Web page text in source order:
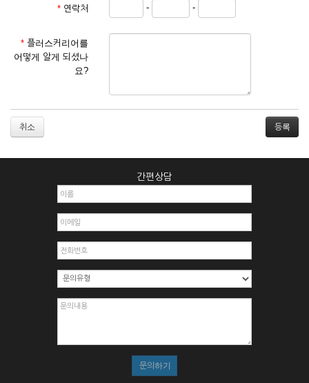
① 서비스 이용계약은 서비스 이용 희망자가 본 약관에 동의한
를 심사, 승낙함으로써 성립하며, 회사는 신청자의 실명 확인 절
차를 밟을 수 있습니다.
② 회원가입시 입력한 ID는 변경할 수 없으며, 회원 1인당 한 개
의 ID가 발급됩니다. 부득이한 경우로 인해 변경하고자 하는 경
거절하거나 취소할 수 있으며, 실명으로 등록하지 않은 자의 일
2. 개인정보를 허위로 기재하여 신청할 경우
3. 경쟁 관게에 있는 이용자가 신청할 경우
4. 타인의 서비스 이용을 방해하거나, 정보를 도용한 경우
6. 이용자가 영업활동 또는 부정한 용도로 본 서비스를 이용할
7. 회사의 정보를 사전 승낙 없이 전재, 변조, 복사하여 이용하
8. 기타 회사가 정한 제반 사항을 위반하며 신청하는 경우
제5조 (서비스의 이용 및 중지)
② 시스템 점검, 교체 및 고장, 기술적인 이유, 국가비상사태, 정
스가 불가능할 경우 회사는 사전 공지나 예고 없이 서비스의 전
부 또는 일부를 일시적 또는 영구적으로 중지할 수 있습니다.
* 연락처 - -
* 플러스커리어를
어떻게 알게 되셨나
요?
취소
간편상담